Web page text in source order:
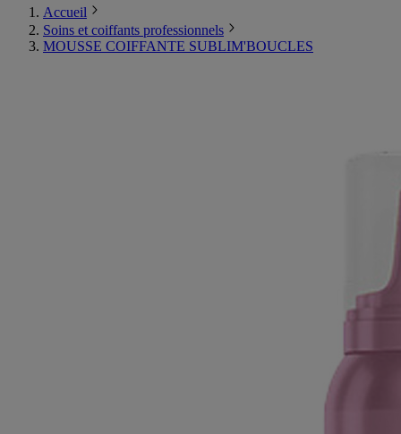
Accueil
Soins et coiffants professionnels
MOUSSE COIFFANTE SUBLIM'BOUCLES